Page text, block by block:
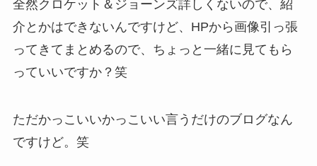
全然クロケット＆ジョーンズ詳しくないので、紹
介とかはできないんですけど、HPから画像引っ張
ってきてまとめるので、ちょっと一緒に見てもら
っていいですか？笑
ただかっこいいかっこいい言うだけのブログなん
ですけど。笑